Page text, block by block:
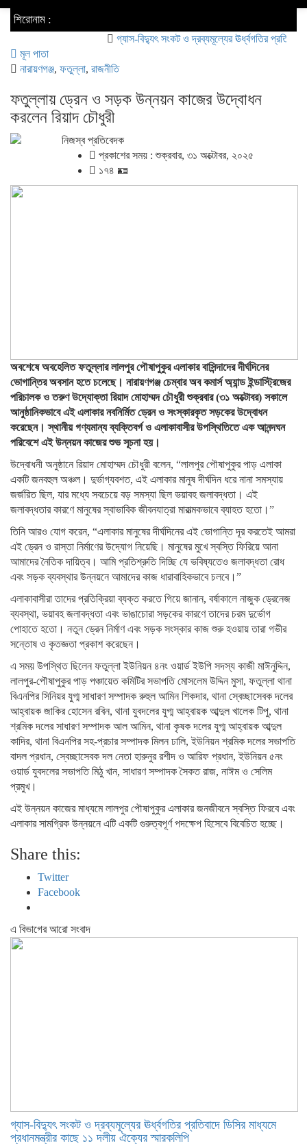
শিরোনাম :
গ্যাস-বিদ্যুৎ সংকট ও দ্রব্যমূল্যের ঊর্ধ্বগতির প্রতিবাদে ডিসির
মূল পাতা
নারায়ণগঞ্জ, ফতুল্লা, রাজনীতি
ফতুল্লায় ড্রেন ও সড়ক উন্নয়ন কাজের উদ্বোধন
করলেন রিয়াদ চৌধুরী
নিজস্ব প্রতিবেদক
প্রকাশের সময় : শুক্রবার, ৩১ অক্টোবর, ২০২৫
১৭৪ 🪪
অবশেষে অবহেলিত ফতুল্লার লালপুর পৌষাপুকুর এলাকার বাসিন্দাদের দীর্ঘদিনের
ভোগান্তির অবসান হতে চলেছে। নারায়ণগঞ্জ চেম্বার অব কমার্স অ্যান্ড ইন্ডাস্ট্রিজের
পরিচালক ও তরুণ উদ্যোক্তা রিয়াদ মোহাম্মদ চৌধুরী শুক্রবার (৩১ অক্টোবর) সকালে
আনুষ্ঠানিকভাবে এই এলাকার নবনির্মিত ড্রেন ও সংস্কারকৃত সড়কের উদ্বোধন
করেছেন। স্থানীয় গণ্যমান্য ব্যক্তিবর্গ ও এলাকাবাসীর উপস্থিতিতে এক আনন্দঘন
পরিবেশে এই উন্নয়ন কাজের শুভ সূচনা হয়।
উদ্বোধনী অনুষ্ঠানে রিয়াদ মোহাম্মদ চৌধুরী বলেন, “লালপুর পৌষাপুকুর পাড় এলাকা
একটি জনবহুল অঞ্চল। দুর্ভাগ্যবশত, এই এলাকার মানুষ দীর্ঘদিন ধরে নানা সমস্যায়
জর্জরিত ছিল, যার মধ্যে সবচেয়ে বড় সমস্যা ছিল ভয়াবহ জলাবদ্ধতা। এই
জলাবদ্ধতার কারণে মানুষের স্বাভাবিক জীবনযাত্রা মারাত্মকভাবে ব্যাহত হতো।”
তিনি আরও যোগ করেন, “এলাকার মানুষের দীর্ঘদিনের এই ভোগান্তি দূর করতেই আমরা
এই ড্রেন ও রাস্তা নির্মাণের উদ্যোগ নিয়েছি। মানুষের মুখে স্বস্তি ফিরিয়ে আনা
আমাদের নৈতিক দায়িত্ব। আমি প্রতিশ্রুতি দিচ্ছি যে ভবিষ্যতেও জলাবদ্ধতা রোধ
এবং সড়ক ব্যবস্থার উন্নয়নে আমাদের কাজ ধারাবাহিকভাবে চলবে।”
এলাকাবাসীরা তাদের প্রতিক্রিয়া ব্যক্ত করতে গিয়ে জানান, বর্ষাকালে নাজুক ড্রেনেজ
ব্যবস্থা, ভয়াবহ জলাবদ্ধতা এবং ভাঙাচোরা সড়কের কারণে তাদের চরম দুর্ভোগ
পোহাতে হতো। নতুন ড্রেন নির্মাণ এবং সড়ক সংস্কার কাজ শুরু হওয়ায় তারা গভীর
সন্তোষ ও কৃতজ্ঞতা প্রকাশ করেছেন।
এ সময় উপস্থিত ছিলেন ফতুল্লা ইউনিয়ন ৪নং ওয়ার্ড ইউপি সদস্য কাজী মাঈনুদ্দিন,
লালপুর-পৌষাপুকুর পাড় পঞ্চায়েত কমিটির সভাপতি মোসলেম উদ্দিন মুসা, ফতুল্লা থানা
বিএনপির সিনিয়র যুগ্ম সাধারণ সম্পাদক রুহুল আমিন শিকদার, থানা স্বেচ্ছাসেবক দলের
আহ্বায়ক জাকির হোসেন রবিন, থানা যুবদলের যুগ্ম আহ্বায়ক আব্দুল খালেক টিপু, থানা
শ্রমিক দলের সাধারণ সম্পাদক আল আমিন, থানা কৃষক দলের যুগ্ম আহ্বায়ক আব্দুল
কাদির, থানা বিএনপির সহ-প্রচার সম্পাদক মিলন ঢালি, ইউনিয়ন শ্রমিক দলের সভাপতি
বাদল প্রধান, স্বেচ্ছাসেবক দল নেতা হারুনুর রশীদ ও আরিফ প্রধান, ইউনিয়ন ৫নং
ওয়ার্ড যুবদলের সভাপতি মিঠু খান, সাধারণ সম্পাদক সৈকত রাজ, নাঈম ও সেলিম
প্রমুখ।
এই উন্নয়ন কাজের মাধ্যমে লালপুর পৌষাপুকুর এলাকার জনজীবনে স্বস্তি ফিরবে এবং
এলাকার সামগ্রিক উন্নয়নে এটি একটি গুরুত্বপূর্ণ পদক্ষেপ হিসেবে বিবেচিত হচ্ছে।
Share this:
Twitter
Facebook
এ বিভাগের আরো সংবাদ
গ্যাস-বিদ্যুৎ সংকট ও দ্রব্যমূল্যের ঊর্ধ্বগতির প্রতিবাদে ডিসির মাধ্যমে
প্রধানমন্ত্রীর কাছে ১১ দলীয় ঐক্যের স্মারকলিপি